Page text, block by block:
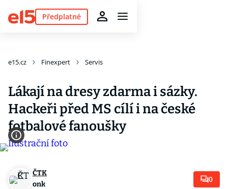
Předplatné
e15.cz Finexpert Servis
Lákají na dresy zdarma i sázky.
Hackeři před MS cílí i na české
fotbalové fanoušky
ČTK
onk
0